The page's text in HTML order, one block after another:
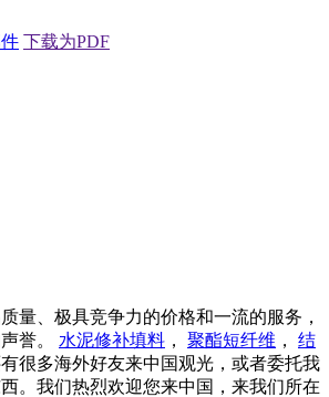
下载为PDF
量、极具竞争力的价格和一流的服务，
誉。 水泥修补填料 ， 聚酯短纤维 ， 结
很多海外好友来中国观光，或者委托我
。我们热烈欢迎您来中国，来我们所在